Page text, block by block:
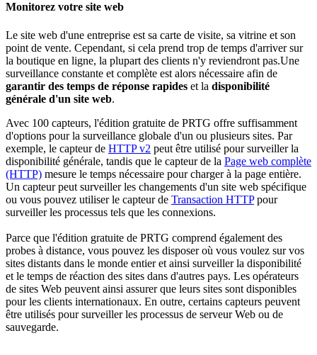
Monitorez votre site web
Le site web d'une entreprise est sa carte de visite, sa vitrine et son
point de vente. Cependant, si cela prend trop de temps d'arriver sur
la boutique en ligne, la plupart des clients n'y reviendront pas.Une
surveillance constante et complète est alors nécessaire afin de
garantir des temps de réponse rapides et la disponibilité
générale d'un site web.
Avec 100 capteurs, l'édition gratuite de PRTG offre suffisamment
d'options pour la surveillance globale d'un ou plusieurs sites. Par
exemple, le capteur de HTTP v2 peut être utilisé pour surveiller la
disponibilité générale, tandis que le capteur de la Page web complète
(HTTP) mesure le temps nécessaire pour charger à la page entière.
Un capteur peut surveiller les changements d'un site web spécifique
ou vous pouvez utiliser le capteur de Transaction HTTPpour
surveiller les processus tels que les connexions.
Parce que l'édition gratuite de PRTG comprend également des
probes à distance, vous pouvez les disposer où vous voulez sur vos
sites distants dans le monde entier et ainsi surveiller la disponibilité
et le temps de réaction des sites dans d'autres pays. Les opérateurs
de sites Web peuvent ainsi assurer que leurs sites sont disponibles
pour les clients internationaux. En outre, certains capteurs peuvent
être utilisés pour surveiller les processus de serveur Web ou de
sauvegarde.